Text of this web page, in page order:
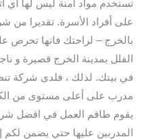
تستخدم مواد أمنة ليس لها أي
على أفراد الأسرة. تقديرا من
بالخرج – لراحتك فانها تحرص
الفلل بمدينة الخرج قصيرة و
في بيتك. لذلك ، فلدى شركة
مدرب على أعلى مستوى من
يقوم طاقم العمل في افضل
المدربين عليها حتي يضمن